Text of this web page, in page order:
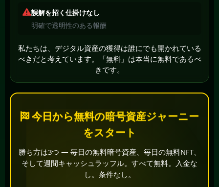
誤解を招く仕掛けなし
明確で透明性のある報酬
私たちは、デジタル資産の獲得は誰にでも開かれている
べきだと考えています。「無料」は本当に無料であるべ
きです。
今日から無料の暗号資産ジャーニー
をスタート
勝ち方は3つ — 毎日の無料暗号資産、毎日の無料NFT、
そして週間キャッシュラッフル。すべて無料。入金な
し。条件なし。